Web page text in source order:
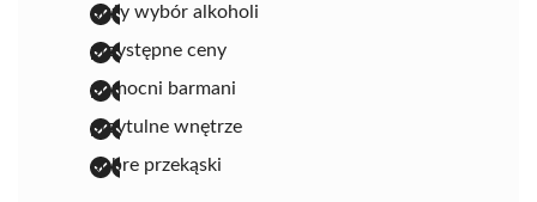
duży wybór alkoholi
przystępne ceny
pomocni barmani
przytulne wnętrze
dobre przekąski